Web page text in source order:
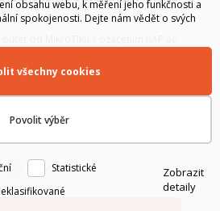
od MikroTiku s ozačením hAP ac
rádiovými částmi s podporou
2,4 GHz je podporováno 2x2 MIM...
s DPH
SKLADEM
obsahu webu, k měření jeho funkčnosti a
spokojenosti. Dejte nám vědět o svých
Povolit výběr
všechny cookies
Statistické
Zobrazit
detaily